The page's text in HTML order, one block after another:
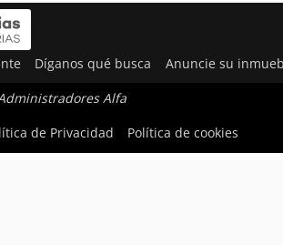
Díganos qué busca Anuncie su
Alfa
de Privacidad Política de cookies